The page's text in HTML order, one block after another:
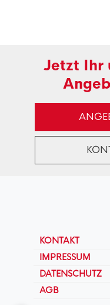
Jetzt Ihr
KONTAKT
IMPRESSUM
DATENSCHUTZ
AGB